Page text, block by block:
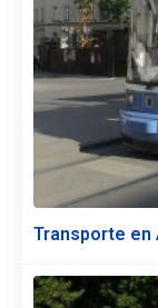
Transporte en